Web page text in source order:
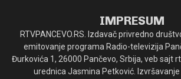
IMPRESUM
RTVPANCEVO.RS. Izdavač privredno
emitovanje programa Radio-televizija
Đurkovića 1, 26000 Pančevo, Srbija, veb sajt
urednica Jasmina Petković.